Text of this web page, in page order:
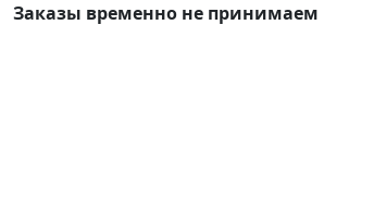
Заказы временно не принимаем